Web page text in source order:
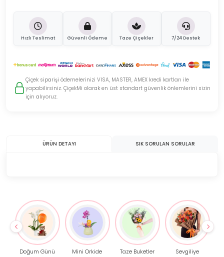
Hızlı Teslimat Güvenli Ödeme Taze Çiçekler 7/24 Destek
Çiçek siparişi ödemelerinizi VISA, MASTER, AMEX kredi kartları ile
yapabilirsiniz. ÇiçekMi olarak en üst standart güvenlik önlemlerini sizin
için alıyoruz.
ÜRÜN DETAYI SIK SORULAN SORULAR
Doğum Günü Mini Orkide Taze Buketler Sevgiliye